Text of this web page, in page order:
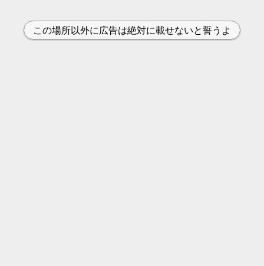
この場所以外に広告は絶対に載せないと誓うよ